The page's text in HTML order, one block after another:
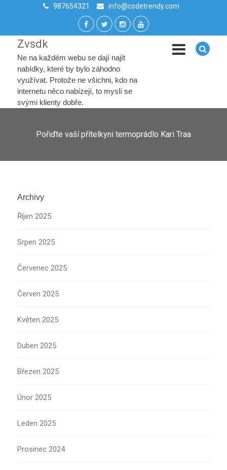
987654321 info@codetrendy.com
Zvsdk
Ne na každém webu se dají najít
nabídky, které by bylo záhodno
využívat. Protože ne všichni, kdo na
internetu něco nabízejí, to myslí se
svými klienty dobře.
Pořiďte vaší přítelkyni termoprádlo Kari Traa
Archivy
Říjen 2025
Srpen 2025
Červenec 2025
Červen 2025
Květen 2025
Duben 2025
Březen 2025
Únor 2025
Leden 2025
Prosinec 2024